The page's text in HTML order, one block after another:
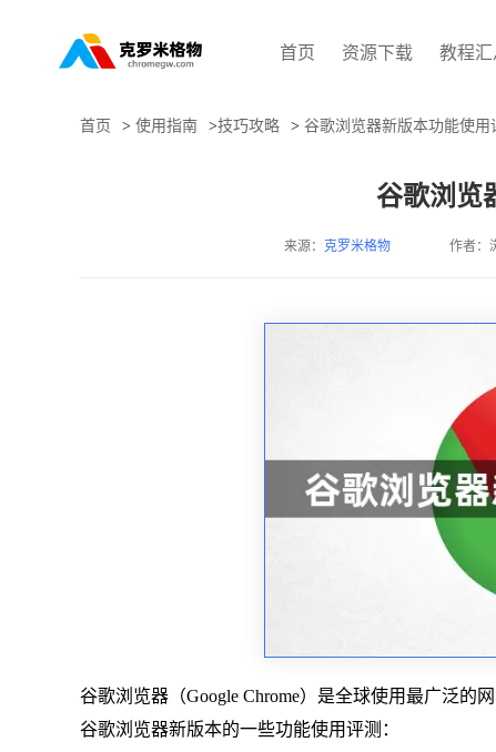
首页 资源下载 教程汇
首页 > 使用指南 >技巧攻略 > 谷歌浏览器新版本功能使用
谷歌浏览
来源： 克罗米格物 作者：
谷歌浏览器（Google Chrome）是全球使用最广泛
谷歌浏览器新版本的一些功能使用评测：